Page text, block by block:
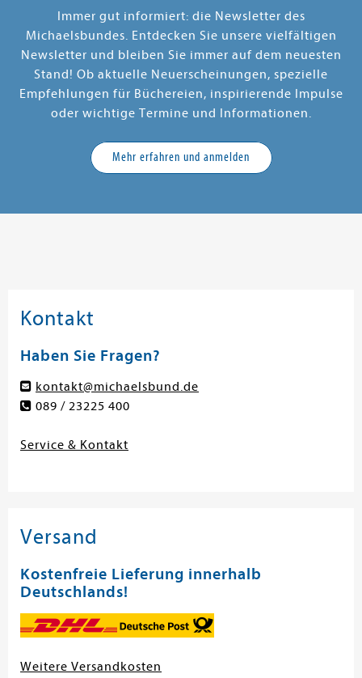
Immer gut informiert: die Newsletter des
Michaelsbundes. Entdecken Sie unsere vielfältigen
Newsletter und bleiben Sie immer auf dem neuesten
Stand! Ob aktuelle Neuerscheinungen, spezielle
Empfehlungen für Büchereien, inspirierende Impulse
oder wichtige Termine und Informationen.
Mehr erfahren und anmelden
Kontakt
Haben Sie Fragen?
kontakt@michaelsbund.de
089 / 23225 400
Service & Kontakt
Versand
Kostenfreie Lieferung innerhalb
Deutschlands!
Weitere Versandkosten